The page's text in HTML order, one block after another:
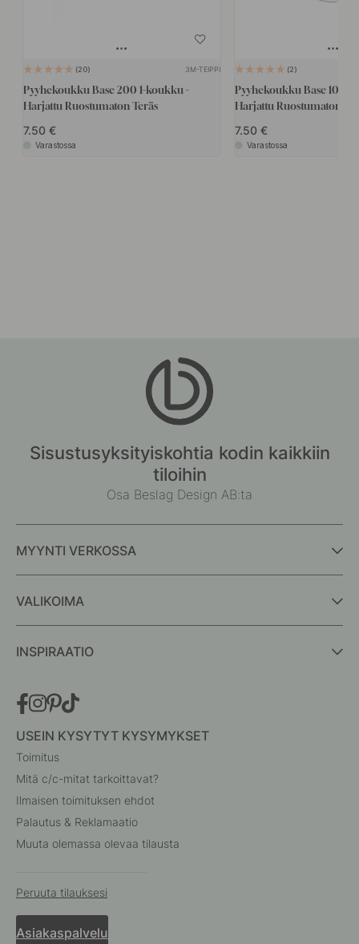
20 3M-TEIPPI
Pyyhekoukku Base 200 1-koukku -
Harjattu Ruostumaton Teräs
7.50
Varastossa
2
Pyyhekoukku Base 100
Harjattu Ruostumaton
7.50
Varastossa
Sisustusyksityiskohtia kodin kaikkiin
tiloihin
Osa Beslag Design AB:ta
MYYNTI VERKOSSA
VALIKOIMA
INSPIRAATIO
USEIN KYSYTYT KYSYMYKSET
Toimitus
Mitä c/c-mitat tarkoittavat?
Ilmaisen toimituksen ehdot
Palautus & Reklamaatio
Muuta olemassa olevaa tilausta
Peruuta tilauksesi
Asiakaspalvelu